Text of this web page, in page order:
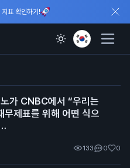
표 확인하기!
가 CNBC에서 “우리는
제표를 위해 어떤 식으
133 0 0